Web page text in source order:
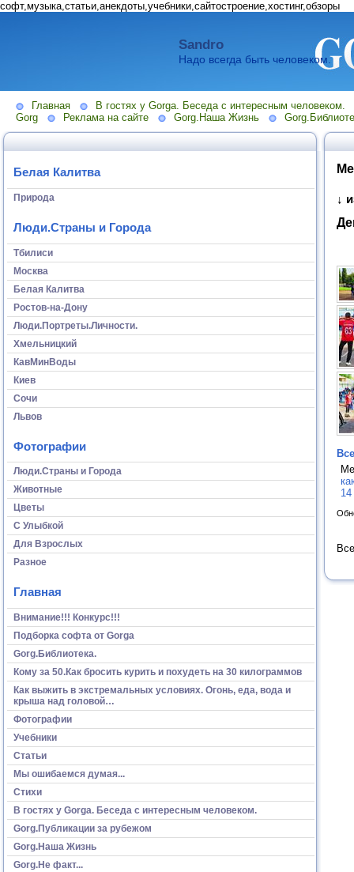
софт,музыка,статьи,анекдоты,учебники,сайтостроение,хостинг,обзоры
Sandro
Надо всегда быть человеком.
Главная
В гостях у Gorga. Беседа с интересным человеком.
Gorg
Реклама на сайте Gorg.Наша Жизнь
Белая Калитва
Природа
Люди.Страны и Города
Тбилиси
Москва
Белая Калитва
Ростов-на-Дону
Люди.Портреты.Личности.
Хмельницкий
КавМинВоды
Киев
Сочи
Львов
Фотографии
Люди.Страны и Города
Животные
Цветы
С Улыбкой
Для Взрослых
Разное
Главная
Внимание!!! Конкурс!!!
Подборка софта от Gorga
Gorg.Библиотека.
Кому за 50.Как бросить курить и похудеть на 30 килограммов
Как выжить в экстремальных условиях. Огонь, еда, вода и
крыша над головой…
Фотографии
Учебники
Статьи
Мы ошибаемся думая...
Стихи
В гостях у Gorga. Беседа с интересным человеком.
Gorg.Публикации за рубежом
Gorg.Наша Жизнь
Gorg.Не факт...
↓
14